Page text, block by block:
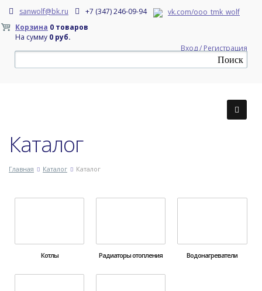
sanwolf@bk.ru +7 (347) 246-09-94
vk.com/ooo_tmk_wolf
Корзина 0 товаров
На сумму 0 руб.
Вход / Регистрация
Каталог
Главная Каталог Каталог
Котлы Радиаторы отопления Водонагреватели